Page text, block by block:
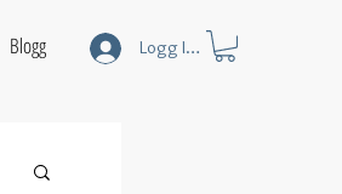
Blogg Logg Inn